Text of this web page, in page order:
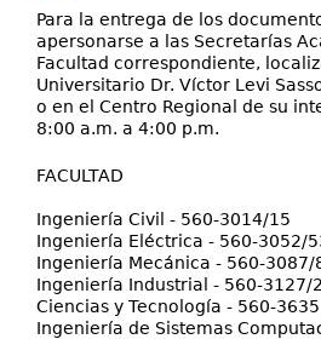
Para la entrega de los
apersonarse a las Secretarías
Facultad correspondiente,
Universitario Dr. Víctor Levi
o en el Centro Regional de su
8:00 a.m. a 4:00 p.m.
FACULTAD
Ingeniería Civil - 560-3014/15
Ingeniería Eléctrica - 560-3052/
Ingeniería Mecánica - 560-3087/
Ingeniería Industrial - 560-3127/
Ciencias y Tecnología - 560-3635
Ingeniería de Sistemas